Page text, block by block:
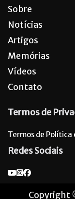
Sobre
Notícias
Artigos
Memórias
Vídeos
Contato
Termos de
Termos de Política
Redes Sociais
Copyright